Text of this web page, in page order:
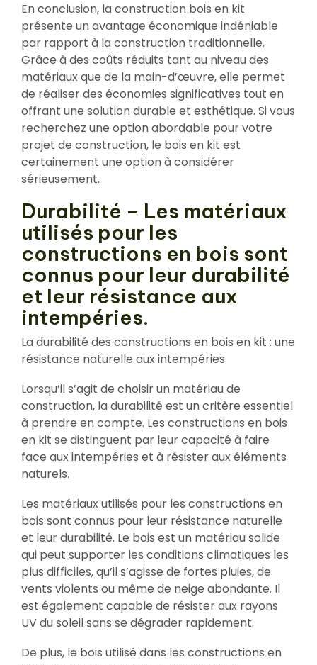
En conclusion, la construction bois en kit
présente un avantage économique indéniable
par rapport à la construction traditionnelle.
Grâce à des coûts réduits tant au niveau des
matériaux que de la main-d’œuvre, elle permet
de réaliser des économies significatives tout en
offrant une solution durable et esthétique. Si vous
recherchez une option abordable pour votre
projet de construction, le bois en kit est
certainement une option à considérer
sérieusement.
Durabilité – Les matériaux
utilisés pour les
constructions en bois sont
connus pour leur durabilité
et leur résistance aux
intempéries.
La durabilité des constructions en bois en kit : une
résistance naturelle aux intempéries
Lorsqu’il s’agit de choisir un matériau de
construction, la durabilité est un critère essentiel
à prendre en compte. Les constructions en bois
en kit se distinguent par leur capacité à faire
face aux intempéries et à résister aux éléments
naturels.
Les matériaux utilisés pour les constructions en
bois sont connus pour leur résistance naturelle
et leur durabilité. Le bois est un matériau solide
qui peut supporter les conditions climatiques les
plus difficiles, qu’il s’agisse de fortes pluies, de
vents violents ou même de neige abondante. Il
est également capable de résister aux rayons
UV du soleil sans se dégrader rapidement.
De plus, le bois utilisé dans les constructions en